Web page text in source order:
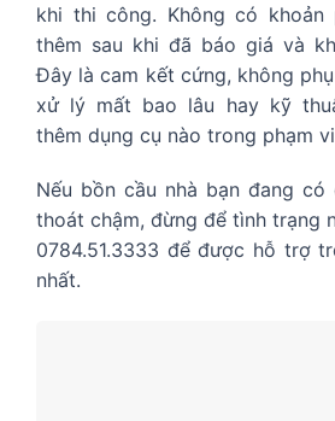
khi thi công. Không có khoản
thêm sau khi đã báo giá và
Đây là cam kết cứng, không
xử lý mất bao lâu hay kỹ
thêm dụng cụ nào trong phạm
Nếu bồn cầu nhà bạn đang có
thoát chậm, đừng để tình trạng
0784.51.3333 để được hỗ trợ
nhất.